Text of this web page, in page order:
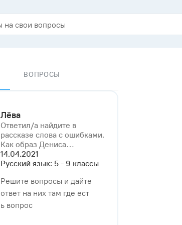
ВОПРОСЫ
Лёва
Ответил/a найдите в
рассказе слова с ошибками.
Как образ Дениса⁠…
14.04.2021
Русский язык: 5 - 9 классы
Решите вопросы и дайте
ответ на них там где ест
ь вопрос